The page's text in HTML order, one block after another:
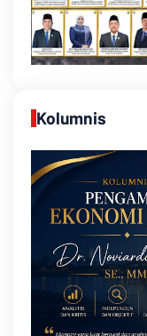
Kolumnis